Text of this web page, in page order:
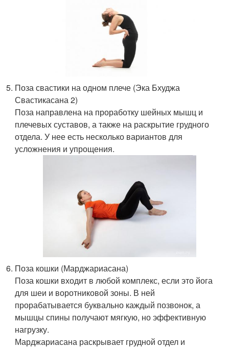
Поза свастики на одном плече (Эка Бхуджа
Свастикасана 2)
Поза направлена на проработку шейных мышц и
плечевых суставов, а также на раскрытие грудного
отдела. У нее есть несколько вариантов для
усложнения и упрощения.
Поза кошки (Марджариасана)
Поза кошки входит в любой комплекс, если это йога
для шеи и воротниковой зоны. В ней
прорабатывается буквально каждый позвонок, а
мышцы спины получают мягкую, но эффективную
нагрузку.
Марджариасана раскрывает грудной отдел и